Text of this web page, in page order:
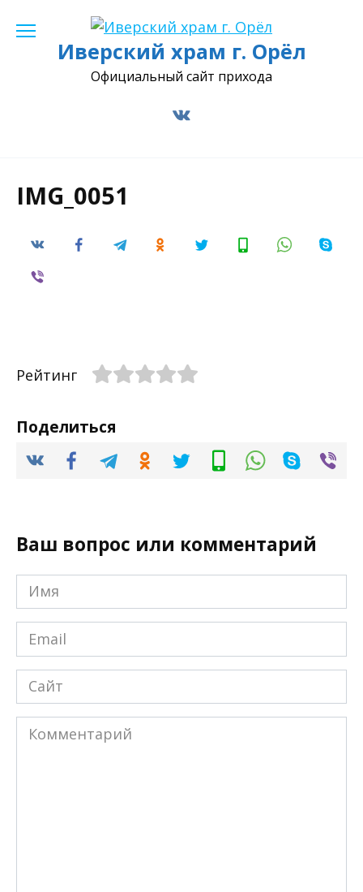
содержаниюИверский храм г. Орёл
Официальный сайт прихода
IMG_0051
Рейтинг
Поделиться
Ваш вопрос или комментарий
Имя
*
Email
*
Сайт
Комментарий